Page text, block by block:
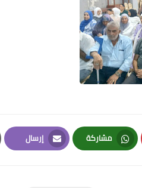
مشاركة
Whatsapp
إرسال
Email
23 أغسطس 2022